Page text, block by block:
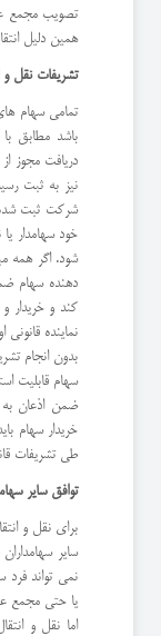
تصویب مجمع
همین دلیل
تشریفات نقل و
تمامی سهام
دریافت مجوز
نیز به ثبت
شرکت ثبت شده
خود سهامدار
شود. اگر همه
دهنده سهام
کند و خریدار
نماینده
بدون انجام
سهام قابلیت
ضمن اذعان به
خریدار سهام
طی تشریفات
توافق سایر
برای نقل و
سایر
نمی تواند فرد
یا حتی مجمع
اما نقل و